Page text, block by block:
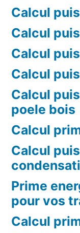
Calcul
Calcul
Calcul
Calcul
Calcul
poele bois
Calcul
Calcul
Prime
pour vos
Calcul